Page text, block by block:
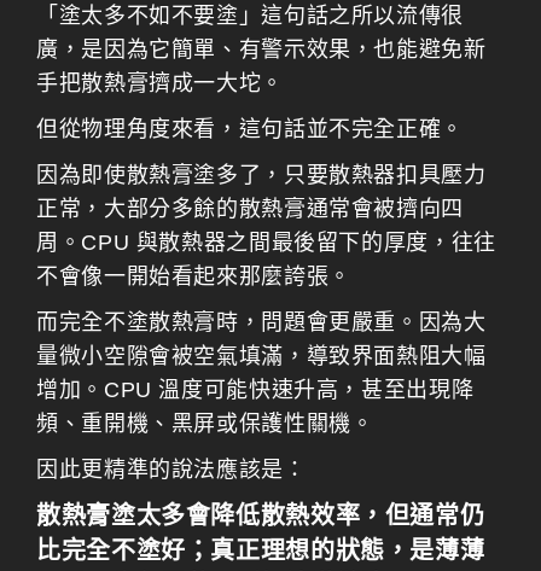
「塗太多不如不要塗」這句話之所以流傳很
廣，是因為它簡單、有警示效果，也能避免新
手把散熱膏擠成一大坨。
但從物理角度來看，這句話並不完全正確。
因為即使散熱膏塗多了，只要散熱器扣具壓力
正常，大部分多餘的散熱膏通常會被擠向四
周。CPU 與散熱器之間最後留下的厚度，往往
不會像一開始看起來那麼誇張。
而完全不塗散熱膏時，問題會更嚴重。因為大
量微小空隙會被空氣填滿，導致界面熱阻大幅
增加。CPU 溫度可能快速升高，甚至出現降
頻、重開機、黑屏或保護性關機。
因此更精準的說法應該是：
散熱膏塗太多會降低散熱效率，但通常仍
比完全不塗好；真正理想的狀態，是薄薄